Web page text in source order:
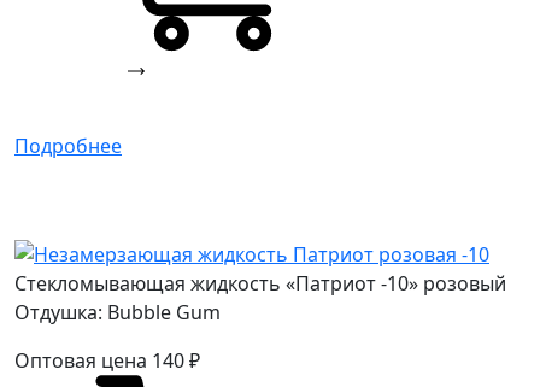
Подробнее
Стекломывающая жидкость «Патриот -10» розовый
Отдушка: Bubble Gum
Оптовая цена 140₽